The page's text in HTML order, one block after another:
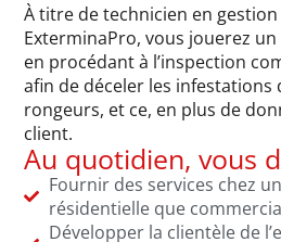
À titre de technicien en
ExterminaPro, vous jouerez
en procédant à l’inspection
afin de déceler les infestations
rongeurs, et ce, en plus de
client.
Au quotidien, vous
Fournir des services chez
résidentielle que
Développer la clientèle de